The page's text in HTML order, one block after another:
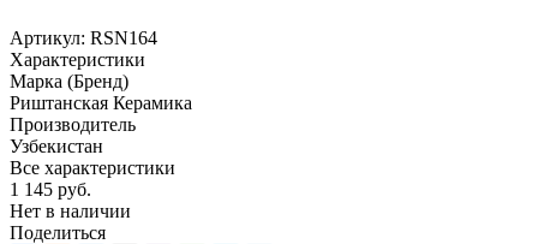
Артикул: RSN164
Характеристики
Марка (Бренд)
Риштанская Керамика
Производитель
Узбекистан
Все характеристики
1 145 руб.
Нет в наличии
Поделиться